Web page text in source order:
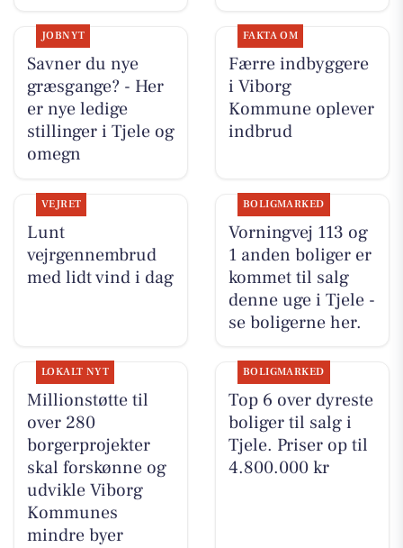
JOBNYT
Savner du nye
græsgange? - Her
er nye ledige
stillinger i Tjele og
omegn
FAKTA OM
Færre indbyggere
i Viborg
Kommune oplever
indbrud
VEJRET
Lunt
vejrgennembrud
med lidt vind i dag
BOLIGMARKED
Vorningvej 113 og
1 anden boliger er
kommet til salg
denne uge i Tjele -
se boligerne her.
LOKALT NYT
Millionstøtte til
over 280
borgerprojekter
skal forskønne og
udvikle Viborg
Kommunes
mindre byer
BOLIGMARKED
Top 6 over dyreste
boliger til salg i
Tjele. Priser op til
4.800.000 kr